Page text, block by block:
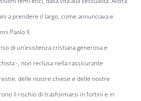
a prendere il largo, come annunciava e
Paolo II.
di un’esistenza cristiana generosa e
-, non reclusa nella rassicurante
delle nostre chiese e delle nostre
il rischio di trasformarsi in fortini e in